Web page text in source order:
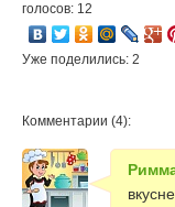
голосов: 12
Уже поделились: 2
Комментарии (4):